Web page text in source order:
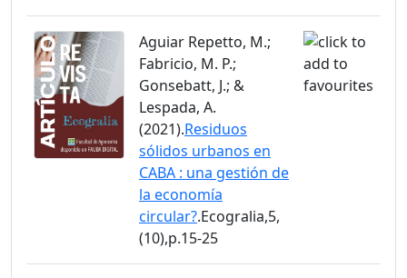
Aguiar Repetto, M.;
Fabricio, M. P.;
Gonsebatt, J.; &
Lespada, A.
(2021).Residuos
sólidos urbanos en
CABA : una gestión de
la economía
circular?.Ecogralia,5,
(10),p.15-25